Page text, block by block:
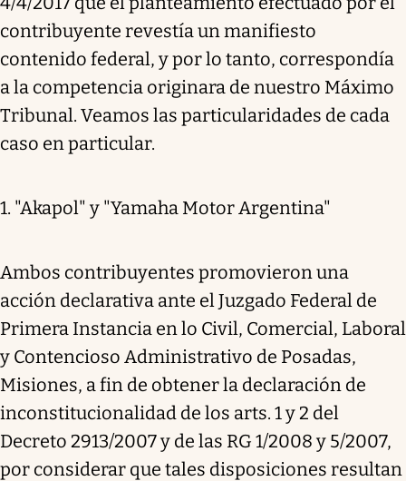
contribuyente revestía un manifiesto
contenido federal, y por lo tanto, correspondía
a la competencia originara de nuestro Máximo
Tribunal. Veamos las particularidades de cada
caso en particular.
1. "Akapol" y "Yamaha Motor Argentina"
Ambos contribuyentes promovieron una
acción declarativa ante el Juzgado Federal de
Primera Instancia en lo Civil, Comercial, Laboral
y Contencioso Administrativo de Posadas,
Misiones, a fin de obtener la declaración de
inconstitucionalidad de los arts. 1 y 2 del
Decreto 2913/2007 y de las RG 1/2008 y 5/2007,
por considerar que tales disposiciones resultan